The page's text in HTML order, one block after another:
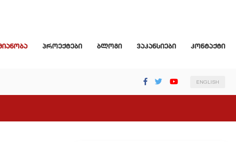
პროექტები ბლოგი ვაკანსიები კონტაქტი
ENGLISH